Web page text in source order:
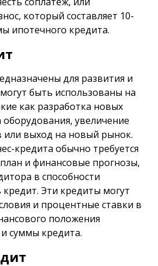
который составляет 10-
ипотечного кредита.
для развития и
быть использованы на
как разработка новых
оборудования, увеличение
или выход на новый рынок.
кредита обычно требуется
и финансовые прогнозы,
в способности
Эти кредиты могут
и процентные ставки в
положения
суммы кредита.